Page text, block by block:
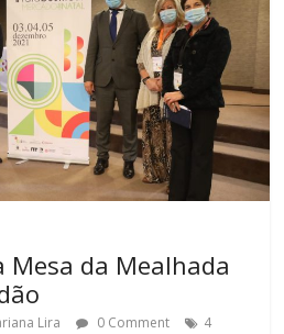
Mesa da Mealhada
Lira 0 Comment
4